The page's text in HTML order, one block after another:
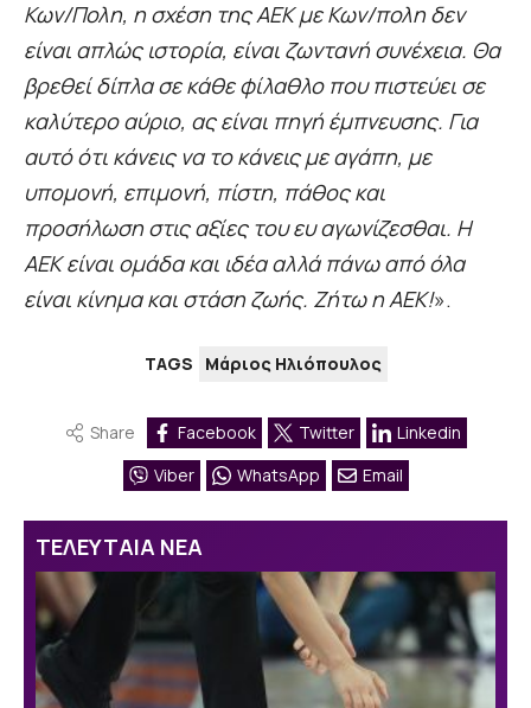
Κων/Πολη, η σχέση της ΑΕΚ με Κων/πολη δεν
είναι απλώς ιστορία, είναι ζωντανή συνέχεια. Θα
βρεθεί δίπλα σε κάθε φίλαθλο που πιστεύει σε
καλύτερο αύριο, ας είναι πηγή έμπνευσης. Για
αυτό ότι κάνεις να το κάνεις με αγάπη, με
υπομονή, επιμονή, πίστη, πάθος και
προσήλωση στις αξίες του ευ αγωνίζεσθαι. Η
ΑΕΚ είναι ομάδα και ιδέα αλλά πάνω από όλα
είναι κίνημα και στάση ζωής. Ζήτω η ΑΕΚ!».
TAGS Μάριος Ηλιόπουλος
Share Facebook Twitter
Linkedin
Viber
WhatsApp Email
ΤΕΛΕΥΤΑΙΑ ΝΕΑ